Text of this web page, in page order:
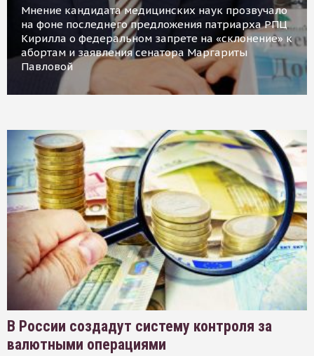
Мнение кандидата медицинских наук прозвучало
на фоне последнего предложения патриарха РПЦ
Кирилла о федеральном запрете на «склонение» к
абортам и заявления сенатора Маргариты
Павловой
В России создадут систему контроля за
валютными операциями